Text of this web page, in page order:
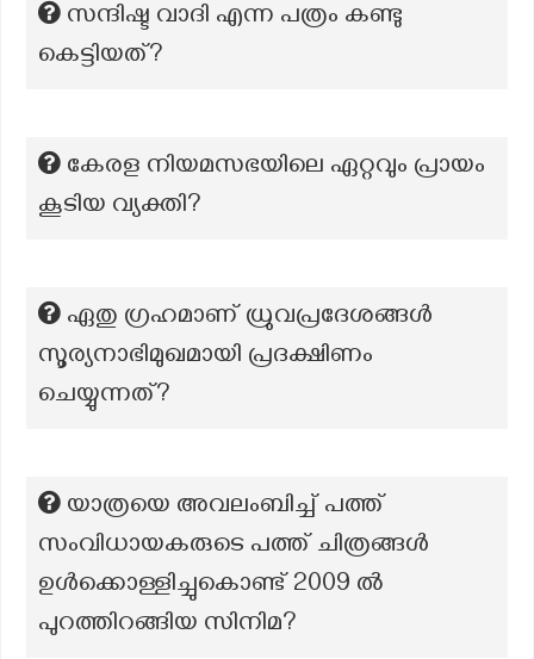
സന്ദിഷ്ട വാദി എന്ന പത്രം കണ്ടു
കെട്ടിയത്?
കേരള നിയമസഭയിലെ ഏറ്റവും പ്രായം
കൂടിയ വ്യക്തി?
ഏതു ഗ്രഹമാണ് ധ്രുവപ്രദേശങ്ങൾ
സൂര്യനാഭിമുഖമായി പ്രദക്ഷിണം
ചെയ്യുന്നത്?
യാത്രയെ അവലംബിച്ച് പത്ത്
സംവിധായകരുടെ പത്ത് ചിത്രങ്ങള്‍
ഉള്‍ക്കൊള്ളിച്ചുകൊണ്ട് 2009 ല്‍
പുറത്തിറങ്ങിയ സിനിമ?